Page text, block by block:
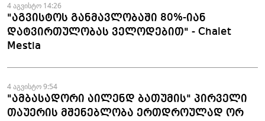
4 აგვისტო 14:26
"აგვისტოს განმავლობაში 80%-იან
დატვირთულობას ველოდებით" - Chalet
Mestia
4 აგვისტო 9:54
"ამბასადორი აილენდ ბათუმის" პირველი
თაუერის მშენებლობა ერთდროულად ორ